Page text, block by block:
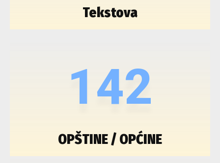
Tekstova
142
OPŠTINE / OPĆINE